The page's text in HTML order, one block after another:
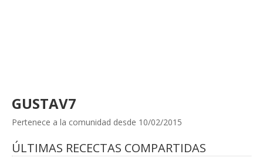
GUSTAV7
Pertenece a la comunidad desde 10/02/2015
ÚLTIMAS RECECTAS COMPARTIDAS